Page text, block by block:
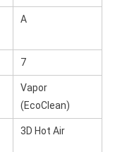
A
7
Vapor
(EcoClean)
3D Hot Air